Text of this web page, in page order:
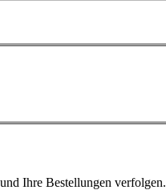
Ihre Bestellungen verfolgen.